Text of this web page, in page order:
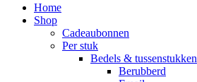
Home
Shop
Cadeaubonnen
Per stuk
Bedels & tussenstukken
Berubberd